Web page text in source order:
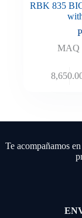
RBK 835
MAQ
Te acompañamos